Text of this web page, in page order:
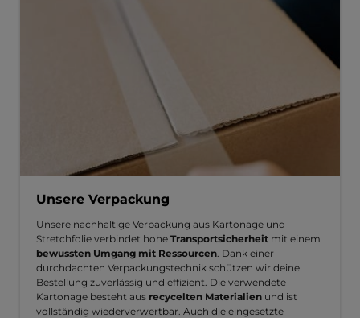
Unsere Verpackung
Unsere nachhaltige Verpackung aus Kartonage und
Stretchfolie verbindet hohe Transportsicherheit mit einem
bewussten Umgang mit Ressourcen . Dank einer
durchdachten Verpackungstechnik schützen wir deine
Bestellung zuverlässig und effizient. Die verwendete
Kartonage besteht aus recycelten Materialien und ist
vollständig wiederverwertbar. Auch die eingesetzte